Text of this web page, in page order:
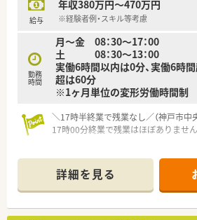
■緊急オペは無く全て予約でスケジュ
ギュラーな業務が発生するケースも
■日曜日のご勤務もございますが、持
6件/日なります。
給与
年収380万円～470万円
※経験者例・スキル等考慮
勤務
時間
月～金 08：30～17：00
土 08：30～13：00
実働6時間以内は0分、実働6時
超は60分
※1ヶ月単位の変形労働時間制
＼17時半終業で残業なし／（神戸市中
17時00分終業で残業はほぼありません
■最寄り駅である神戸三宮駅や三ノ宮
り、通勤に大変便利な環境が整ってい
■現在は薬剤師3名体制で日々の調剤
少数精鋭のアットホームな環境のな
詳細を見る